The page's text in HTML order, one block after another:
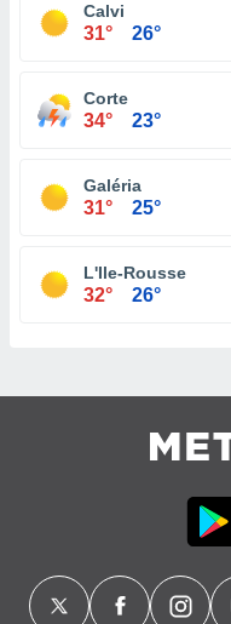
Calvi
31° 26°
Corte
34° 23°
Galéria
31° 25°
L'Ile-Rousse
32° 26°